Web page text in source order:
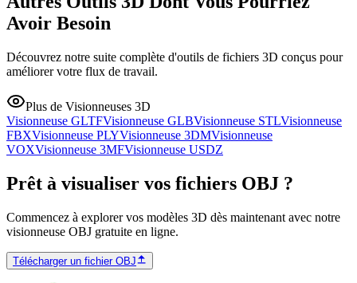
Avoir Besoin
Découvrez notre suite complète d'outils de fichiers 3D conçus pour
améliorer votre flux de travail.
Plus de Visionneuses 3D
Visionneuse GLTFVisionneuse GLBVisionneuse STLVisionneuse
FBXVisionneuse PLYVisionneuse 3DMVisionneuse
VOXVisionneuse 3MFVisionneuse USDZ
Prêt à visualiser vos fichiers OBJ ?
Commencez à explorer vos modèles 3D dès maintenant avec notre
visionneuse OBJ gratuite en ligne.
Télécharger un fichier OBJ